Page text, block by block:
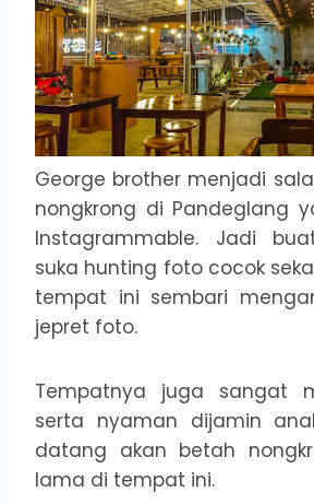
George brother menjadi
nongkrong di Pandeglang
Instagrammable. Jadi
suka hunting foto cocok
tempat ini sembari
jepret foto.
Tempatnya juga sangat
serta nyaman dijamin
datang akan betah
lama di tempat ini.